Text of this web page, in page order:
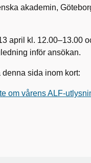
akademin,
april kl. 12.00–13.00
inför ansökan.
denna sida inom kort:
om vårens ALF-